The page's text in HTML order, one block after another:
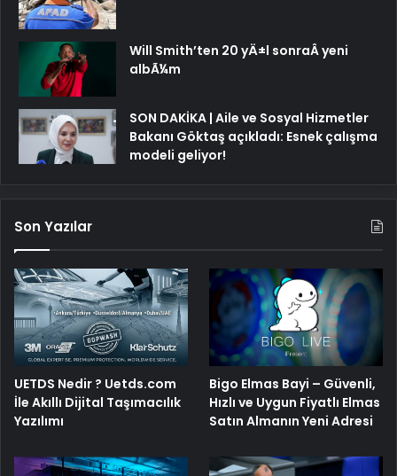
Will Smith’ten 20 yÄ±l sonraÂ yeni
albÃ¼m
SON DAKİKA | Aile ve Sosyal Hizmetler
Bakanı Göktaş açıkladı: Esnek çalışma
modeli geliyor!
Son Yazılar
UETDS Nedir ? Uetds.com
İle Akıllı Dijital Taşımacılık
Yazılımı
Bigo Elmas Bayi – Güvenli,
Hızlı ve Uygun Fiyatlı Elmas
Satın Almanın Yeni Adresi